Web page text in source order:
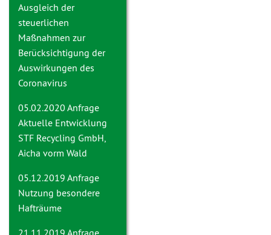
Ausgleich der
steuerlichen
Maßnahmen zur
Berücksichtigung der
Auswirkungen des
Coronavirus
05.02.2020 Anfrage
Aktuelle Entwicklung
STF Recycling GmbH,
Aicha vorm Wald
05.12.2019 Anfrage
Nutzung besondere
Hafträume
21.11.2019 Anfrage